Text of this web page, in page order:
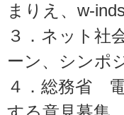
まりえ、w-
３．ネット社
ーン、シンポ
４．総務省